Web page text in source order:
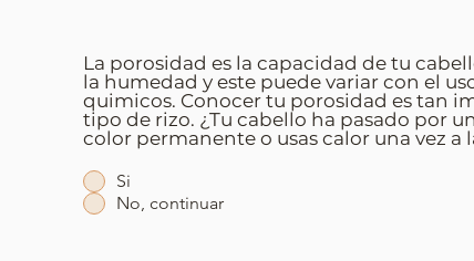
La porosidad es la capacidad de tu
la humedad y este puede variar con el
quimicos. Conocer tu porosidad es tan
tipo de rizo. ¿Tu cabello ha pasado por
color permanente o usas calor una vez a
Si
No, continuar